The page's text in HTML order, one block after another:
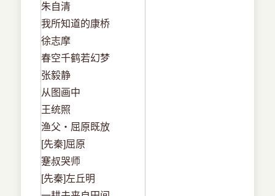
朱自清
我所知道的康桥
徐志摩
春空千鹤若幻梦
张毅静
从图画中
王统照
渔父・屈原既放
[先秦]屈原
蹇叔哭师
[先秦]左丘明